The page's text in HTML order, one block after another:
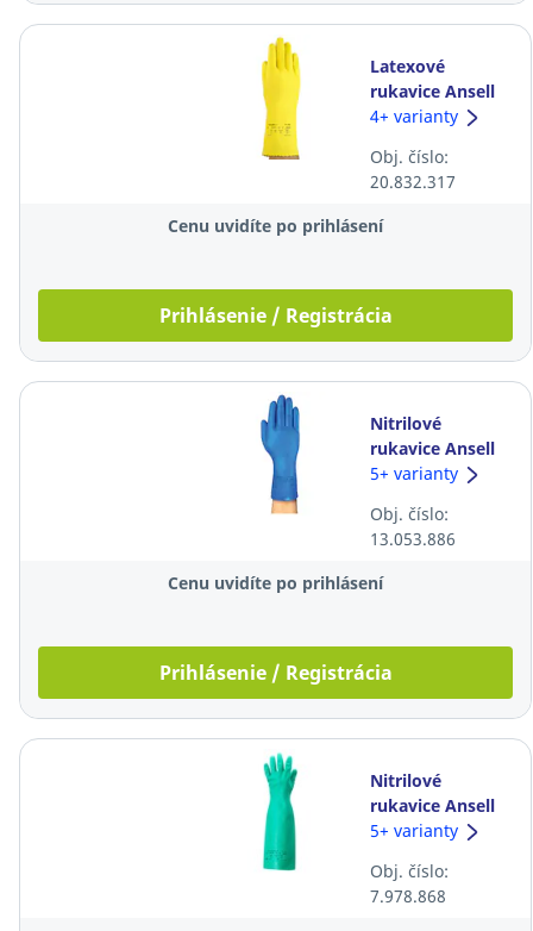
Latexové
rukavice Ansell
AlphaTec® 87-
veľkosť 9, žlté, 12
párov
4+ varianty
Obj. číslo:
20.832.317
Cenu uvidíte po prihlásení
Prihlásenie / Registrácia
Nitrilové
rukavice Ansell
AlphaTec® 37-
veľkosť 8,
modré, 12 párov
5+ varianty
Obj. číslo:
13.053.886
Cenu uvidíte po prihlásení
Prihlásenie / Registrácia
Nitrilové
rukavice Ansell
Solvex® 37-185,
zelené, 12 párov
5+ varianty
Obj. číslo:
7.978.868